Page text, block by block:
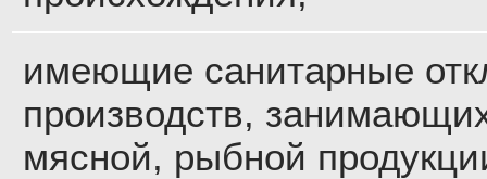
имеющие санитарные
производств,
мясной, рыбной